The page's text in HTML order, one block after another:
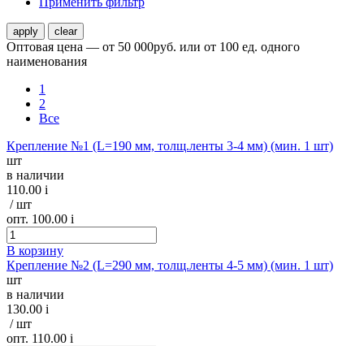
Оптовая цена — от 50 000руб. или от 100 ед. одного
наименования
1
2
Все
Крепление №1 (L=190 мм, толщ.ленты 3-4 мм) (мин. 1 шт)
шт
в наличии
110.00 i
/ шт
опт. 100.00 i
В корзину
Крепление №2 (L=290 мм, толщ.ленты 4-5 мм) (мин. 1 шт)
шт
в наличии
130.00 i
/ шт
опт. 110.00 i